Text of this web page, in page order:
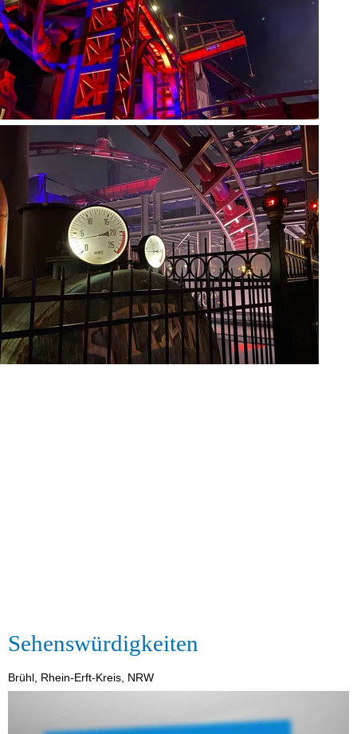
Sehenswürdigkeiten
Brühl, Rhein-Erft-Kreis, NRW
...